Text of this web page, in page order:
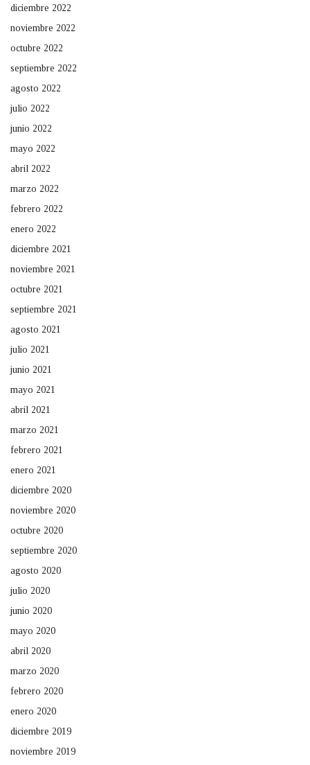
diciembre 2022
noviembre 2022
octubre 2022
septiembre 2022
agosto 2022
julio 2022
junio 2022
mayo 2022
abril 2022
marzo 2022
febrero 2022
enero 2022
diciembre 2021
noviembre 2021
octubre 2021
septiembre 2021
agosto 2021
julio 2021
junio 2021
mayo 2021
abril 2021
marzo 2021
febrero 2021
enero 2021
diciembre 2020
noviembre 2020
octubre 2020
septiembre 2020
agosto 2020
julio 2020
junio 2020
mayo 2020
abril 2020
marzo 2020
febrero 2020
enero 2020
diciembre 2019
noviembre 2019